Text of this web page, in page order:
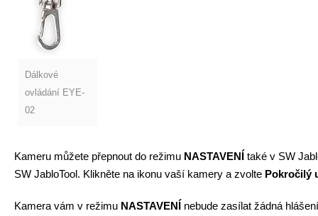
Dálkové
ovládání EYE-
02
Kameru můžete přepnout do režimu NASTAVENÍ také v SW
SW JabloTool. Klikněte na ikonu vaší kamery a zvolte Pokročilý
Kamera vám v režimu NASTAVENÍ nebude zasílat žádná